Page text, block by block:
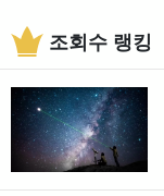
겨울 실버위크 반나절 투어
미야코지마 공항 스노클링
스노클링 명소 요약 외딴섬
스노클링 명소 드라이브
조회수 랭킹